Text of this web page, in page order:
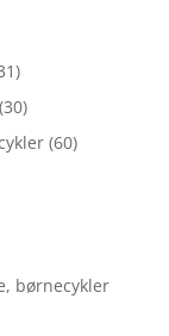
(30)
(60)
børnecykler